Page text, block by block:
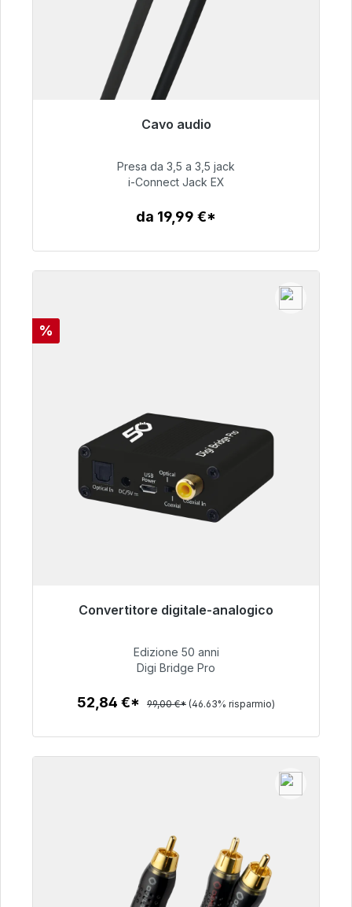
Cavo audio
Pronto per la spedizione immediata, tempo di
51,99 €
Presa da 3,5 a 3,5 jack
i-Connect Jack EX
da 19,99 €*
Sconto
%
Convertitore digitale-analogico
Pronto per la spedizione immediata, tempo di
52,84 €
Edizione 50 anni
Digi Bridge Pro
52,84 €* 99,00 €* (46.63% risparmio)